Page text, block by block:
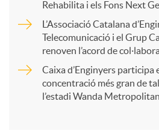
Rehabilita i els Fons Next
L’Associació Catalana
Telecomunicació i el Grup
renoven l’acord de
Caixa d’Enginyers participa
concentració més gran de
l’estadi Wanda